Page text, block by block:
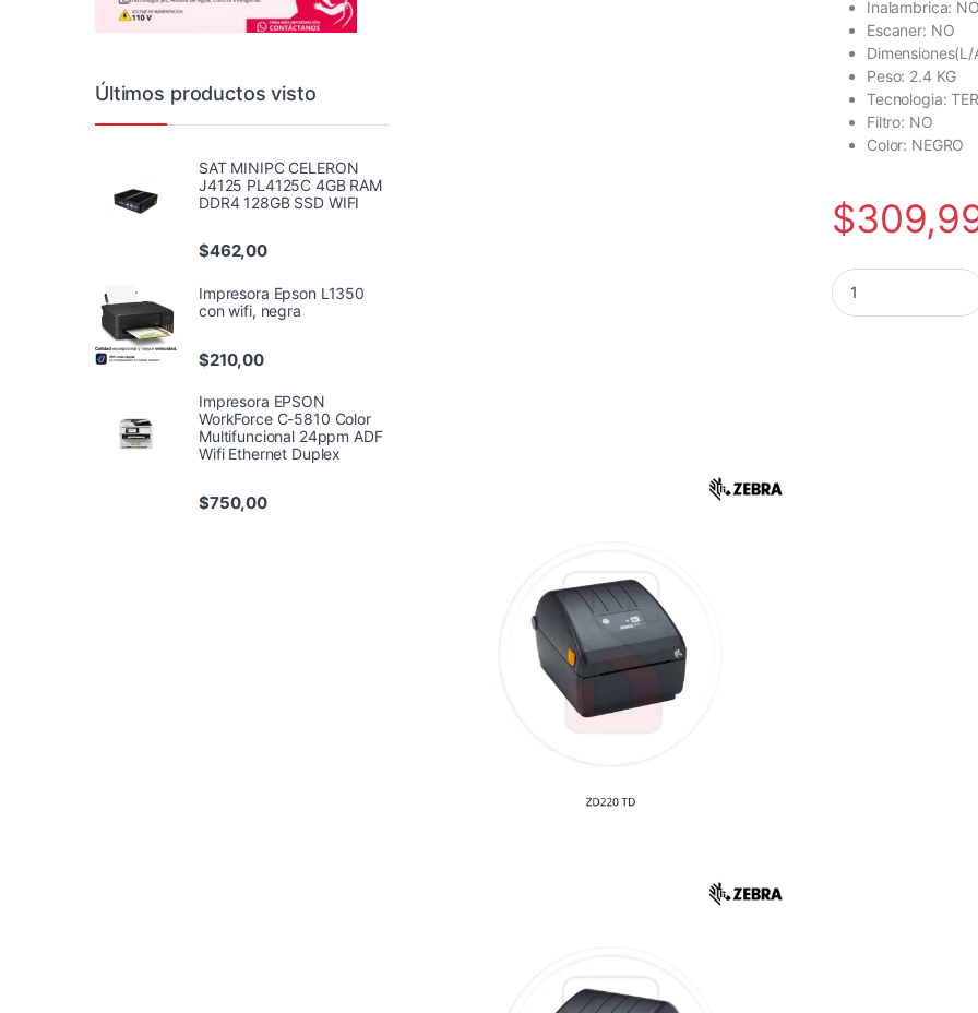
Inalambrica: NO
Escaner: NO
Peso: 2.4 KG
Tecnologia:
Filtro: NO
Color: NEGRO
$
IMPRESORA DE
Últimos productos visto
SAT MINIPC CELERON
J4125 PL4125C 4GB RAM
DDR4 128GB SSD WIFI
$462,00
Impresora Epson L1350
con wifi, negra
$210,00
Impresora EPSON
WorkForce C-5810 Color
Multifuncional 24ppm ADF
Wifi Ethernet Duplex
$750,00